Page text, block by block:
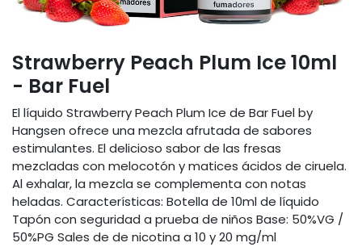
Strawberry Peach Plum Ice 10ml
- Bar Fuel
El líquido Strawberry Peach Plum Ice de Bar Fuel by
Hangsen ofrece una mezcla afrutada de sabores
estimulantes. El delicioso sabor de las fresas
mezcladas con melocotón y matices ácidos de ciruela.
Al exhalar, la mezcla se complementa con notas
heladas. Características: Botella de 10ml de líquido
Tapón con seguridad a prueba de niños Base: 50%VG /
50%PG Sales de de nicotina a 10 y 20 mg/ml